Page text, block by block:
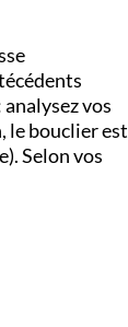
analysez vos
le bouclier est
Selon vos